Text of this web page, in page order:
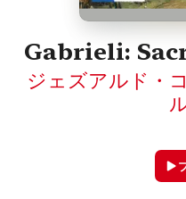
Gabrieli:
ジェズアルド・